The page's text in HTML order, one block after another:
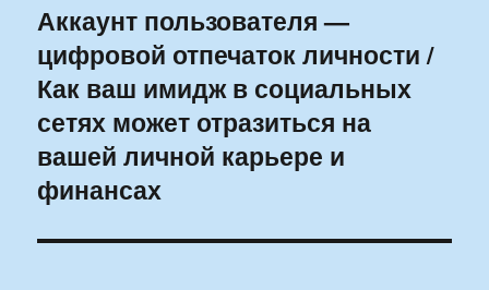
Следующая
запись:
Аккаунт пользователя —
цифровой отпечаток личности /
Как ваш имидж в социальных
сетях может отразиться на
вашей личной карьере и
финансах